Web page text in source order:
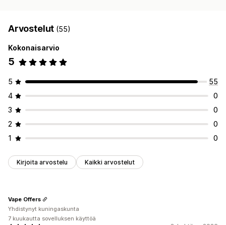
Arvostelut (55)
Kokonaisarvio
5
5
55
4
0
3
0
2
0
1
0
Kirjoita arvostelu Kaikki arvostelut
Vape Offers
Yhdistynyt kuningaskunta
7 kuukautta sovelluksen käyttöä